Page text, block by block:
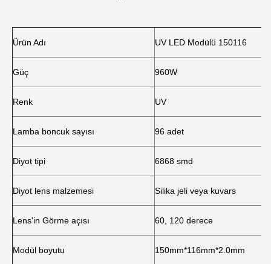
Ürün Adı UV LED Modülü 150116
Güç 960W
Renk UV
Lamba boncuk sayısı 96 adet
Diyot tipi 6868 smd
Diyot lens malzemesi Silika jeli veya kuvars
Lens'in Görme açısı 60, 120 derece
Modül boyutu 150mm*116mm*2.0mm